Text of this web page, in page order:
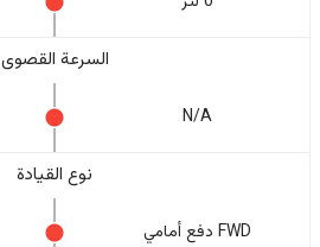
السرعة القصوى
N/A
نوع القيادة
FWD دفع أمامي